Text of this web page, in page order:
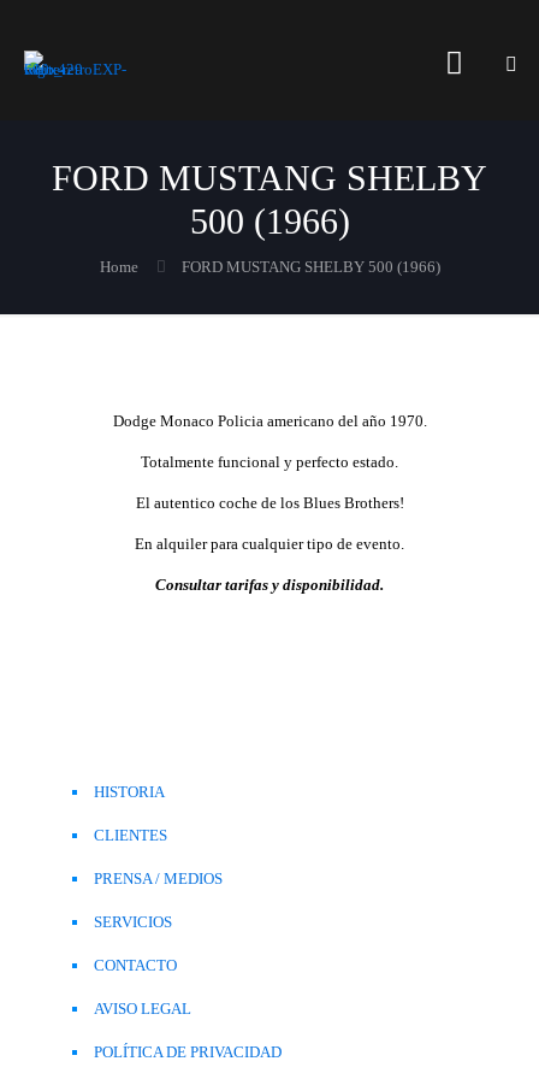
FORD MUSTANG SHELBY
500 (1966)
Home FORD MUSTANG SHELBY 500 (1966)
Dodge Monaco Policia americano del año 1970.
Totalmente funcional y perfecto estado.
El autentico coche de los Blues Brothers!
En alquiler para cualquier tipo de evento.
Consultar tarifas y disponibilidad.
HISTORIA
CLIENTES
PRENSA / MEDIOS
SERVICIOS
CONTACTO
AVISO LEGAL
POLÍTICA DE PRIVACIDAD